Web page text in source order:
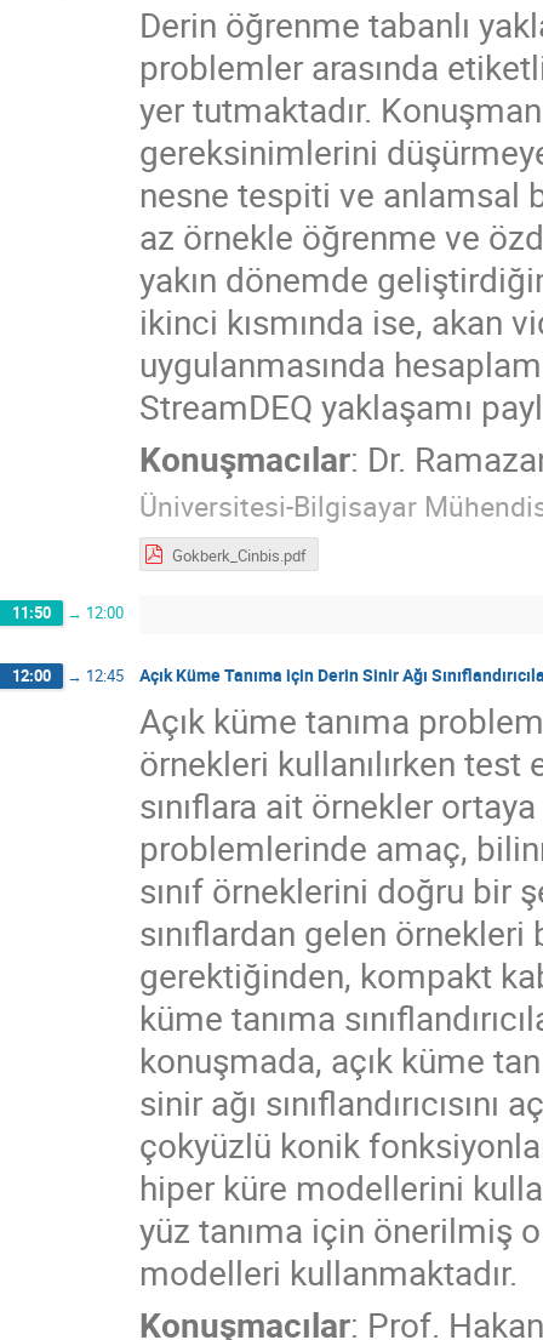
Derin öğrenme tabanlı
problemler arasında
yer tutmaktadır.
gereksinimlerini
nesne tespiti ve anlamsal
az örnekle öğrenme ve
yakın dönemde
ikinci kısmında ise, akan
uygulanmasında
StreamDEQ yaklaşamı
Konuşmacılar: Dr.
Üniversitesi-Bilgisayar
Gokberk_Cinbis.pdf
11:50 → 12:00
12:00 → 12:45 Açık Küme Tanıma için Derin Sinir Ağı
Açık küme tanıma
örnekleri kullanılırken
sınıflara ait örnekler
problemlerinde amaç,
sınıf örneklerini doğru bir
sınıflardan gelen
gerektiğinden, kompakt
küme tanıma
konuşmada, açık küme
sinir ağı
çokyüzlü konik
hiper küre modellerini
yüz tanıma için önerilmiş
modelleri kullanmaktadır.
Konuşmacılar: Prof.